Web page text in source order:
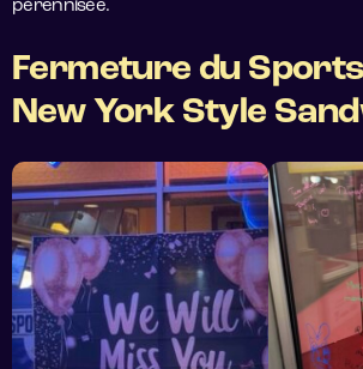
pérennisée.
Fermeture du
New York Style